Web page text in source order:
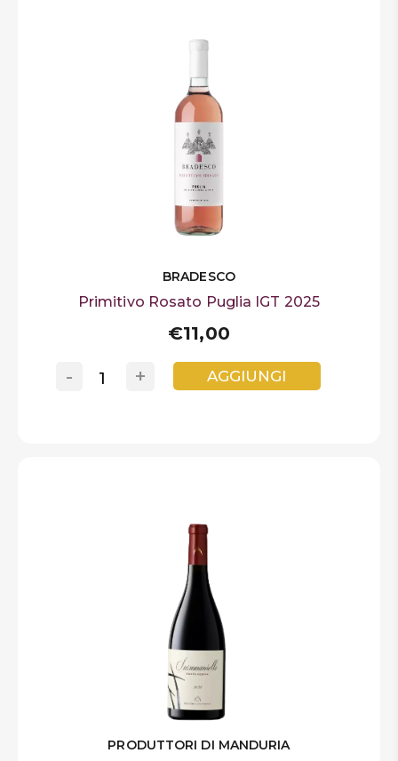
BRADESCO
Primitivo Rosato Puglia IGT 2025
€11,00
+
- AGGIUNGI
PRODUTTORI DI MANDURIA